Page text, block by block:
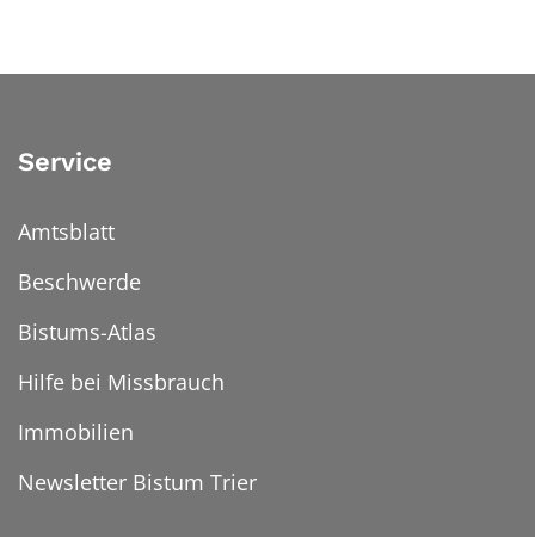
Service
Amtsblatt
Beschwerde
Bistums-Atlas
Hilfe bei Missbrauch
Immobilien
Newsletter Bistum Trier